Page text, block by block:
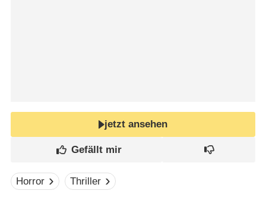
jetzt ansehen
Horror Thriller